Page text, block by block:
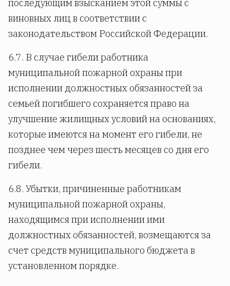
последующим взысканием этой суммы с
виновных лиц в соответствии с
законодательством Российской Федерации.
6.7. В случае гибели работника
муниципальной пожарной охраны при
исполнении должностных обязанностей за
семьей погибшего сохраняется право на
улучшение жилищных условий на основаниях,
которые имеются на момент его гибели, не
позднее чем через шесть месяцев со дня его
гибели.
6.8. Убытки, причиненные работникам
муниципальной пожарной охраны,
находящимся при исполнении ими
должностных обязанностей, возмещаются за
счет средств муниципального бюджета в
установленном порядке.